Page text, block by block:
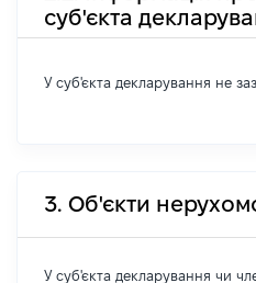
суб'єкта
У суб'єкта декларування не
3. Об'єкти
У суб'єкта декларування чи